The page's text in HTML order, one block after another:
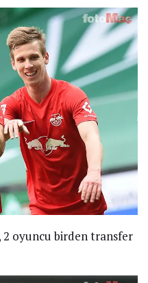
2 oyuncu birden transfer